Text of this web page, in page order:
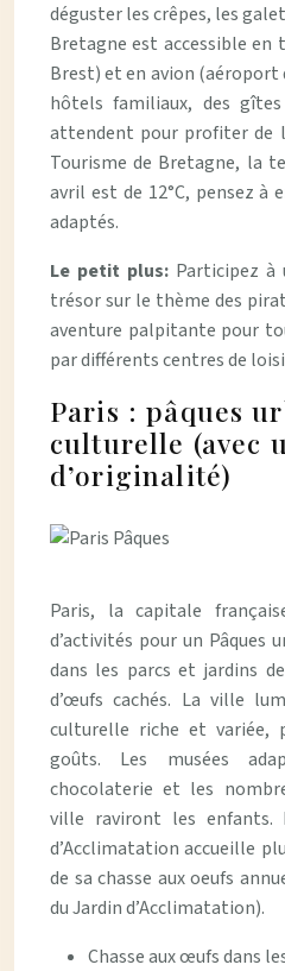
déguster les crêpes, les
Bretagne est accessible en
Brest) et en avion (aéroport
hôtels familiaux, des
attendent pour profiter de
Tourisme de Bretagne, la
avril est de 12°C, pensez à
adaptés.
Le petit plus: Participez à
trésor sur le thème des
aventure palpitante pour
par différents centres de
Paris : pâques
culturelle (avec
d’originalité)
Paris, la capitale
d’activités pour un Pâques
dans les parcs et jardins
d’œufs cachés. La ville
culturelle riche et variée,
goûts. Les musées
chocolaterie et les
ville raviront les enfants.
d’Acclimatation accueille
de sa chasse aux oeufs
du Jardin d’Acclimatation).
Chasse aux œufs dans